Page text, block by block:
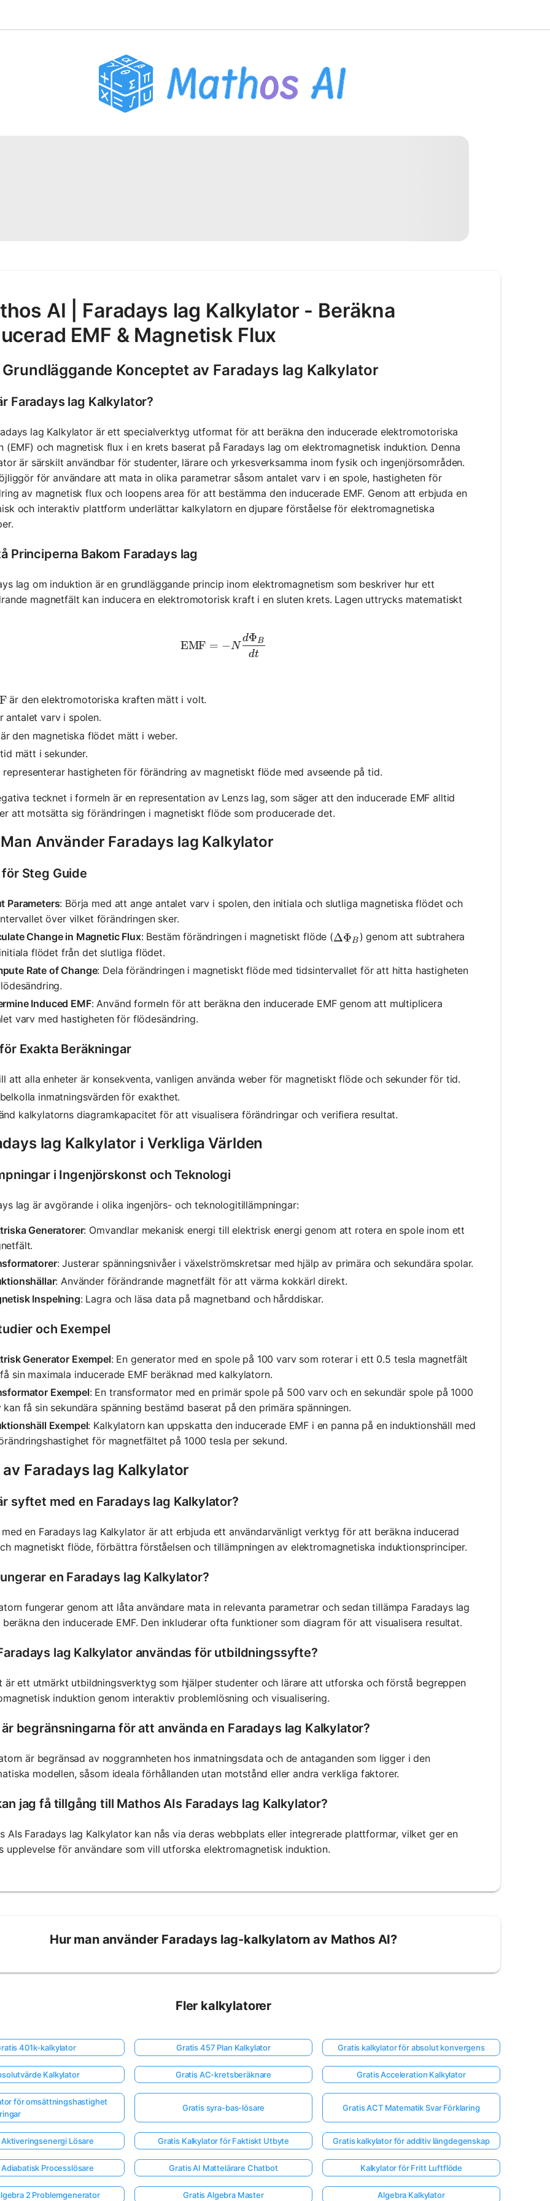
AI | Faradays lag Kalkylator - Beräkna
EMF & Magnetisk Flux
Grundläggande Konceptet av Faradays lag Kalkylator
Faradays lag Kalkylator?
lag Kalkylator är ett specialverktyg utformat för att beräkna den inducerade elektromotoriska
(EMF) och magnetisk flux i en krets baserat på Faradays lag om elektromagnetisk induktion. Denna
är särskilt användbar för studenter, lärare och yrkesverksamma inom fysik och ingenjörsområden.
för användare att mata in olika parametrar såsom antalet varv i en spole, hastigheten för
av magnetisk flux och loopens area för att bestämma den inducerade EMF. Genom att erbjuda en
och interaktiv plattform underlättar kalkylatorn en djupare förståelse för elektromagnetiska
Principerna Bakom Faradays lag
lag om induktion är en grundläggande princip inom elektromagnetism som beskriver hur ett
magnetfält kan inducera en elektromotorisk kraft i en sluten krets. Lagen uttrycks matematiskt
\text{EMF} = -N \frac{d\Phi_B}{dt}
EMF = −N
dt
dΦB
är den elektromotoriska kraften mätt i volt.
antalet varv i spolen.
är den magnetiska flödet mätt i weber.
mätt i sekunder.
representerar hastigheten för förändring av magnetiskt flöde med avseende på tid.
tecknet i formeln är en representation av Lenzs lag, som säger att den inducerade EMF alltid
att motsätta sig förändringen i magnetiskt flöde som producerade det.
Använder Faradays lag Kalkylator
Steg Guide
Parameters: Börja med att ange antalet varv i spolen, den initiala och slutliga magnetiska flödet och
över vilket förändringen sker.
Change in Magnetic Flux: Bestäm förändringen i magnetiskt flöde (\Delta \Phi_B
ΔΦB ) genom att subtrahera
flödet från det slutliga flödet.
Rate of Change: Dela förändringen i magnetiskt flöde med tidsintervallet för att hitta hastigheten
Induced EMF: Använd formeln för att beräkna den inducerade EMF genom att multiplicera
varv med hastigheten för flödesändring.
Exakta Beräkningar
att alla enheter är konsekventa, vanligen använda weber för magnetiskt flöde och sekunder för tid.
inmatningsvärden för exakthet.
kalkylatorns diagramkapacitet för att visualisera förändringar och verifiera resultat.
lag Kalkylator i Verkliga Världen
i Ingenjörskonst och Teknologi
lag är avgörande i olika ingenjörs- och teknologitillämpningar:
Generatorer: Omvandlar mekanisk energi till elektrisk energi genom att rotera en spole inom ett
: Justerar spänningsnivåer i växelströmskretsar med hjälp av primära och sekundära spolar.
: Använder förändrande magnetfält för att värma kokkärl direkt.
Inspelning: Lagra och läsa data på magnetband och hårddiskar.
och Exempel
Generator Exempel: En generator med en spole på 100 varv som roterar i ett 0.5 tesla magnetfält
sin maximala inducerade EMF beräknad med kalkylatorn.
Exempel: En transformator med en primär spole på 500 varv och en sekundär spole på 1000
kan få sin sekundära spänning bestämd baserat på den primära spänningen.
Exempel: Kalkylatorn kan uppskatta den inducerade EMF i en panna på en induktionshäll med
för magnetfältet på 1000 tesla per sekund.
av Faradays lag Kalkylator
syftet med en Faradays lag Kalkylator?
en Faradays lag Kalkylator är att erbjuda ett användarvänligt verktyg för att beräkna inducerad
magnetiskt flöde, förbättra förståelsen och tillämpningen av elektromagnetiska induktionsprinciper.
en Faradays lag Kalkylator?
fungerar genom att låta användare mata in relevanta parametrar och sedan tillämpa Faradays lag
den inducerade EMF. Den inkluderar ofta funktioner som diagram för att visualisera resultat.
lag Kalkylator användas för utbildningssyfte?
är ett utmärkt utbildningsverktyg som hjälper studenter och lärare att utforska och förstå begreppen
induktion genom interaktiv problemlösning och visualisering.
begränsningarna för att använda en Faradays lag Kalkylator?
är begränsad av noggrannheten hos inmatningsdata och de antaganden som ligger i den
modellen, såsom ideala förhållanden utan motstånd eller andra verkliga faktorer.
jag få tillgång till Mathos AIs Faradays lag Kalkylator?
AIs Faradays lag Kalkylator kan nås via deras webbplats eller integrerade plattformar, vilket ger en
upplevelse för användare som vill utforska elektromagnetisk induktion.
Hur man använder Faradays lag-kalkylatorn av Mathos AI?
Fler kalkylatorer
401k-kalkylator Gratis 457 Plan Kalkylator Gratis kalkylator för absolut konvergens
Kalkylator Gratis AC-kretsberäknare Gratis Acceleration Kalkylator
för omsättningshastighet
Gratis syra-bas-lösare Gratis ACT Matematik Svar Förklaring
Lösare Gratis Kalkylator för Faktiskt Utbyte Gratis kalkylator för additiv längdegenskap
Processlösare Gratis AI Mattelärare Chatbot Kalkylator för Fritt Luftflöde
2 Problemgenerator Gratis Algebra Master Algebra Kalkylator